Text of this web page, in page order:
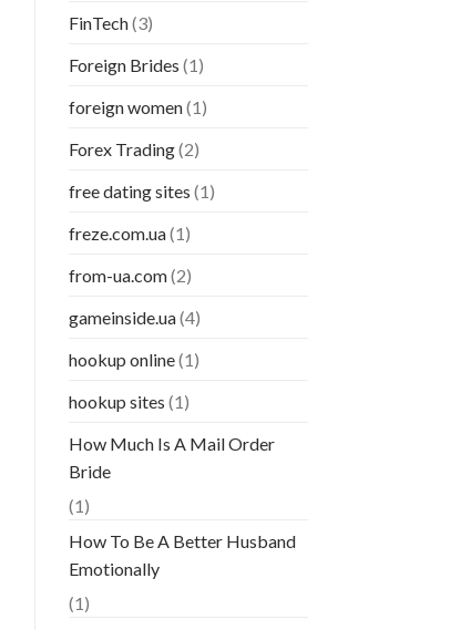
FinTech(3)
Foreign Brides (1)
foreign women(1)
Forex Trading(2)
free dating sites (1)
freze.com.ua(1)
from-ua.com(2)
gameinside.ua(4)
hookup online(1)
hookup sites (1)
How Much Is A Mail Order
Bride
(1)
How To Be A Better Husband
Emotionally
(1)